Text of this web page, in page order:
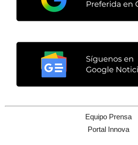
Equipo Prensa
Portal Innova